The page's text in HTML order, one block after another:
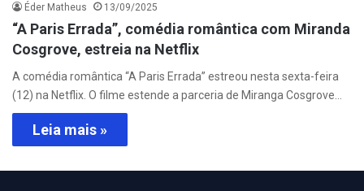
Éder Matheus 13/09/2025
“A Paris Errada”, comédia romântica com Miranda
Cosgrove, estreia na Netflix
A comédia romântica “A Paris Errada” estreou nesta sexta-feira
(12) na Netflix. O filme estende a parceria de Miranga Cosgrove…
Leia mais »